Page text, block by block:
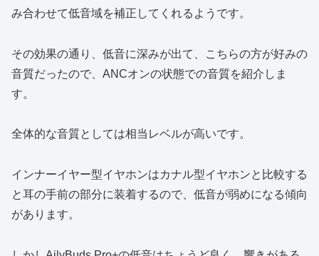
み合わせて低音域を補正してくれるようです。
その効果の通り、低音に深みが出て、こちらの方が好みの
音質だったので、ANCオンの状態での音質を紹介しま
す。
全体的な音質としては相当レベルが高いです。
インナーイヤー型イヤホンはカナル型イヤホンと比較する
と耳の手前の部分に装着するので、低音が弱めになる傾向
があります。